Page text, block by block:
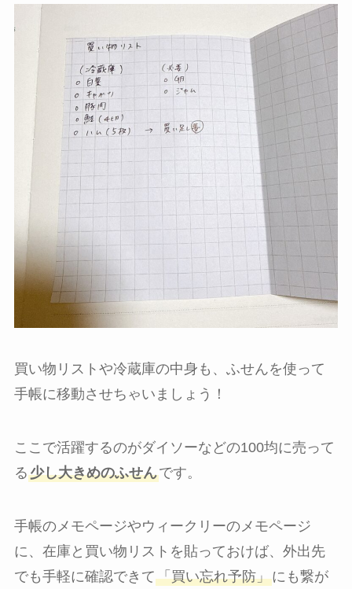
買い物リストや冷蔵庫の中身も、ふせんを使って
手帳に移動させちゃいましょう！
ここで活躍するのがダイソーなどの100均に売って
る少し大きめのふせんです。
手帳のメモページやウィークリーのメモページ
に、在庫と買い物リストを貼っておけば、外出先
でも手軽に確認できて「買い忘れ予防」にも繋が